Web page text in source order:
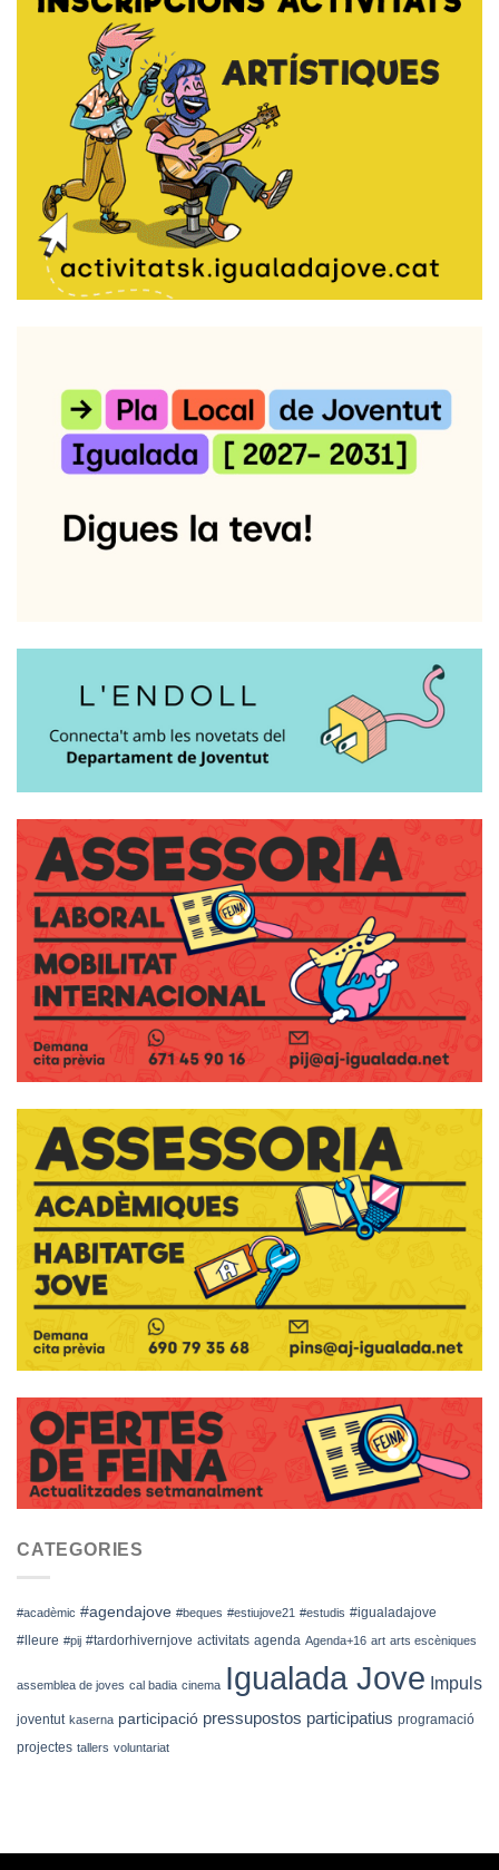
CATEGORIES
#acadèmic #agendajove #beques #estiujove21 #estudis #igualadajove
#lleure #pij #tardorhivernjove activitats agenda Agenda+16 art arts escèniques
assemblea de joves cal badia cinema Igualada Jove Impuls
joventut kaserna participació pressupostos participatius programació
projectes tallers voluntariat